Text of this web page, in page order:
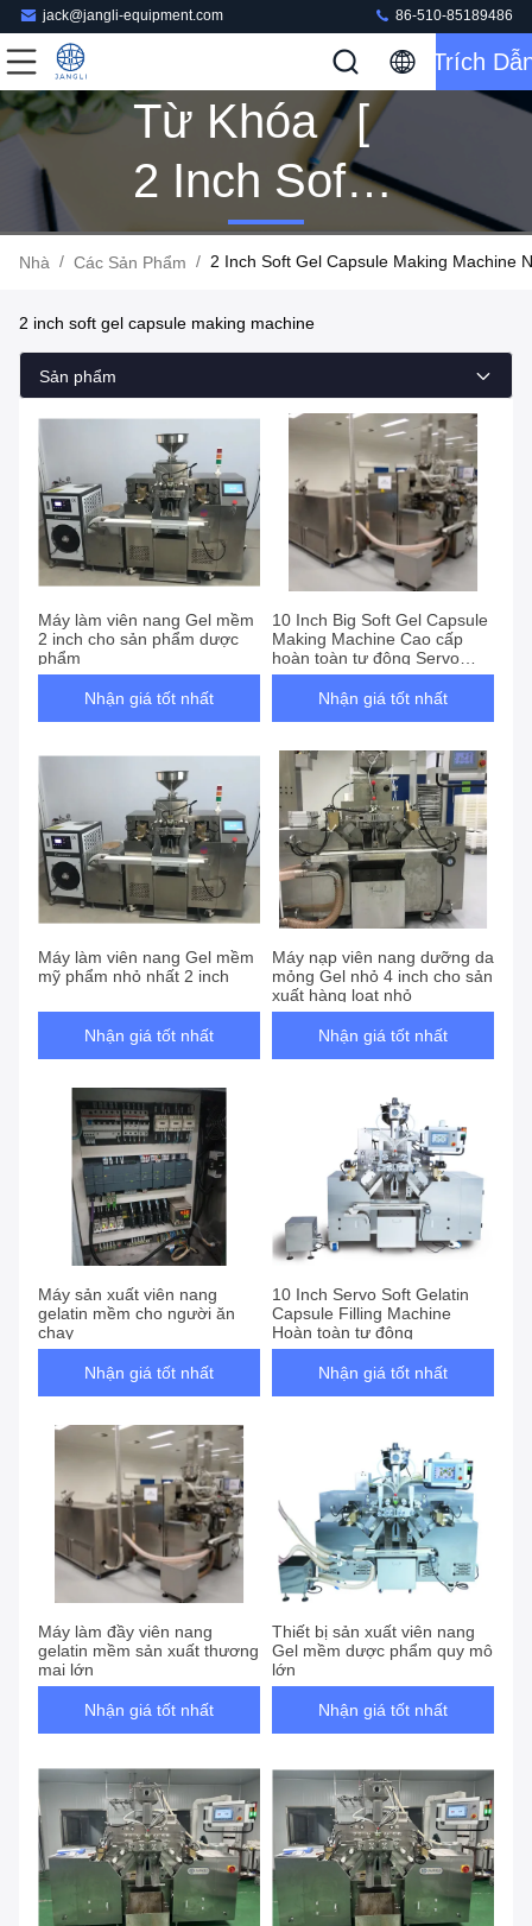
jack@jangli-equipment.com 86-510-85189486
Trích
Từ Khóa [
2 Inch Soft
Gel Capsule
Machine ]
Trận Đấu
26 Các Sản
Phẩm
Nhà / Các Sản Phẩm / 2 Inch Soft Gel Capsule Making Machine
2 inch soft gel capsule making machine
Sản phẩm
Máy làm viên nang Gel mềm
2 inch cho sản phẩm dược
phẩm
Nhận giá tốt nhất
10 Inch Big Soft Gel Capsule
Making Machine Cao cấp
hoàn toàn tự động Servo
Cosmetic
Nhận giá tốt nhất
Máy làm viên nang Gel mềm
mỹ phẩm nhỏ nhất 2 inch
Nhận giá tốt nhất
Máy nạp viên nang dưỡng da
mỏng Gel nhỏ 4 inch cho sản
xuất hàng loạt nhỏ
Nhận giá tốt nhất
Máy sản xuất viên nang
gelatin mềm cho người ăn
chay
Nhận giá tốt nhất
10 Inch Servo Soft Gelatin
Capsule Filling Machine
Hoàn toàn tự động
Nhận giá tốt nhất
Máy làm đầy viên nang
gelatin mềm sản xuất thương
mại lớn
Nhận giá tốt nhất
Thiết bị sản xuất viên nang
Gel mềm dược phẩm quy mô
lớn
Nhận giá tốt nhất